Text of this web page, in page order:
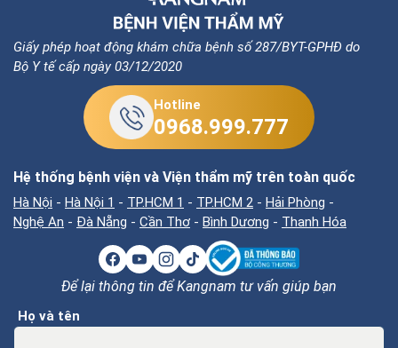
Giấy phép hoạt động khám chữa bệnh số 287/BYT-GPHĐ do
Bộ Y tế cấp ngày 03/12/2020
Hotline
0968.999.777
Hệ thống bệnh viện và Viện thẩm mỹ trên toàn quốc
Hà Nội - Hà Nội 1 - TP.HCM 1 - TP.HCM 2 - Hải Phòng -
Nghệ An - Đà Nẵng - Cần Thơ - Bình Dương - Thanh Hóa
Để lại thông tin để Kangnam tư vấn giúp bạn
Họ và tên